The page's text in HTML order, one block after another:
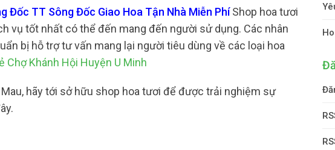
Đốc TT Sông Đốc Giao Hoa Tận Nhà Miễn PhíShop hoa tươi
vụ tốt nhất có thể đến mang đến người sử dụng. Các nhân
bị hỗ trợ tư vấn mang lại người tiêu dùng về các loại hoa
Chợ Khánh Hội Huyện U Minh
hãy tới sở hữu shop hoa tươi để được trải nghiệm sự